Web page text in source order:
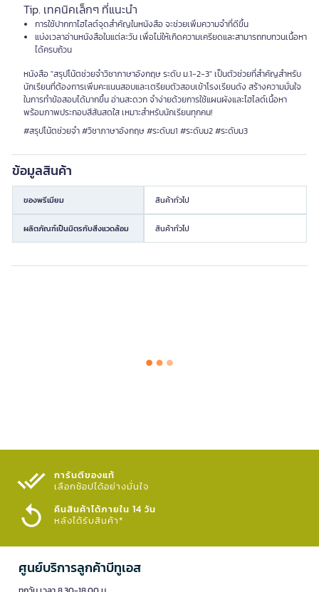
Tip. เทคนิคเล็กๆ ที่แนะนำ
การใช้ปากกาไฮไลต์จุดสำคัญในหนังสือ จะช่วยเพิ่มความจำที่ดีขึ้น
แบ่งเวลาอ่านหนังสือในแต่ละวัน เพื่อไม่ให้เกิดความเครียดและสามารถทบทวนเนื้อหา
ได้ครบถ้วน
หนังสือ "สรุปโน้ตช่วยจำวิชาภาษาอังกฤษ ระดับ ม.1-2-3" เป็นตัวช่วยที่สำคัญสำหรับ
นักเรียนที่ต้องการเพิ่มคะแนนสอบและเตรียมตัวสอบเข้าโรงเรียนดัง สร้างความมั่นใจ
ในการทำข้อสอบได้มากขึ้น อ่านสะดวก จำง่ายด้วยการใช้แผนผังและไฮไลต์เนื้อหา
พร้อมภาพประกอบสีสันสดใส เหมาะสำหรับนักเรียนทุกคน!
#สรุปโน้ตช่วยจำ #วิชาภาษาอังกฤษ #ระดับม1 #ระดับม2 #ระดับม3
ข้อมูลสินค้า
ของพรีเมียม สินค้าทั่วไป
ผลิตภัณฑ์เป็นมิตรกับสิ่งแวดล้อม สินค้าทั่วไป
การันตีของแท้
เลือกช้อปได้อย่างมั่นใจ​
คืนสินค้าได้ภายใน 14 วัน
หลังได้รับสินค้า*
ศูนย์บริการลูกค้าบีทูเอส